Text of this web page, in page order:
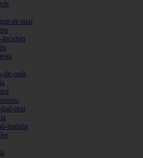
de-mar
locubín
de-onís
real
mahón